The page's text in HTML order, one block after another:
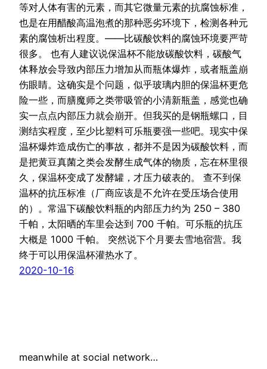
等对人体有害的元素，而其它微量元素的抗腐蚀标准，
也是在用醋酸高温泡煮的那种恶劣环境下，检测各种元
素的腐蚀析出程度。——比碳酸饮料的腐蚀环境要严苛
很多。 也有人建议说保温杯不能放碳酸饮料，碳酸气
体释放会导致内部压力增加从而瓶体爆炸，或者瓶盖崩
伤眼睛。这确实是个问题，似乎玻璃内胆的保温杯更危
险一些，而膳魔师之类带吸管的小清新瓶盖，感觉也确
实一点点内部压力就会崩开。但我买的是钢瓶螺口，目
测结实程度，至少比塑料可乐瓶要强一些吧。现实中保
温杯爆炸造成伤亡的事故，都并不是因为碳酸饮料，而
是把黄豆真菌之类会发酵生成气体的物质，忘在杯里很
久，保温杯变成了发酵罐，才压力破表的。 查不到保
温杯的抗压标准（厂商应该是不允许在受压场合使用
的）。常温下碳酸饮料瓶的内部压力约为 250 – 380
千帕，太阳晒的车里会达到 700 千帕。可乐瓶的抗压
大概是 1000 千帕。 突然说下个月要去雪地宿营。我
终于可以用保温杯灌热水了。
2020-10-16
meanwhile at social network…